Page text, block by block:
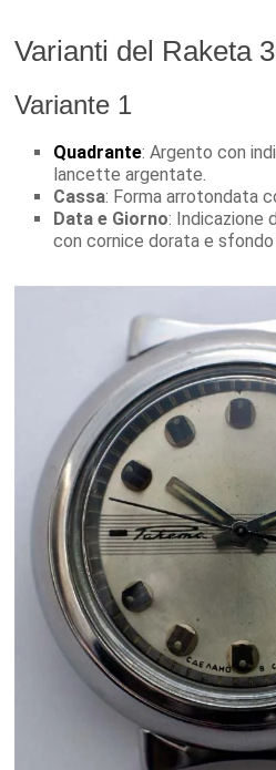
Varianti del Raketa
Variante 1
Quadrante: Argento con
lancette argentate.
Cassa: Forma arrotondata
Data e Giorno: Indicazione
con cornice dorata e sfondo